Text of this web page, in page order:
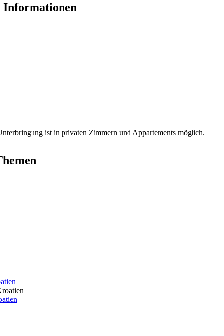
Informationen
ist in privaten Zimmern und Appartements möglich.